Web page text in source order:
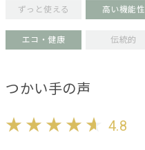
ずっと使える 高い機能性
エコ・健康 伝統的
つかい手の声
4.8